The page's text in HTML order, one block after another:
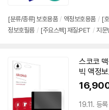
[분류/종류] 보호용품 / 액정보호용품 / [
정보호필름 / [주요스펙] 재질:PET / 지문
스코코
빅 액정
19.11. 등록